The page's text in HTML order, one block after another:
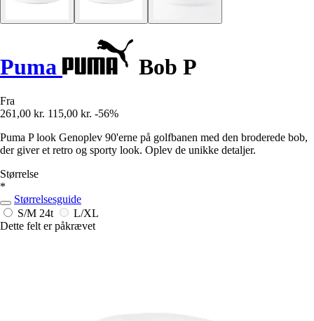
Puma Bob P
Fra
261,00 kr. 115,00 kr. -56%
Puma P look Genoplev 90'erne på golfbanen med den broderede bob,
der giver et retro og sporty look. Oplev de unikke detaljer.
Størrelse
*
Størrelsesguide
S/M 24t
L/XL
Dette felt er påkrævet